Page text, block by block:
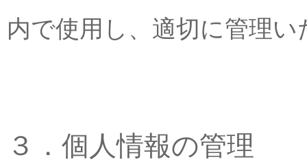
内で使用し、適切に管理い
３．個人情報の管理